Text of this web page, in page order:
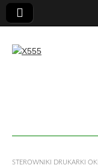
STEROWNIKI DRUKARKI OKI